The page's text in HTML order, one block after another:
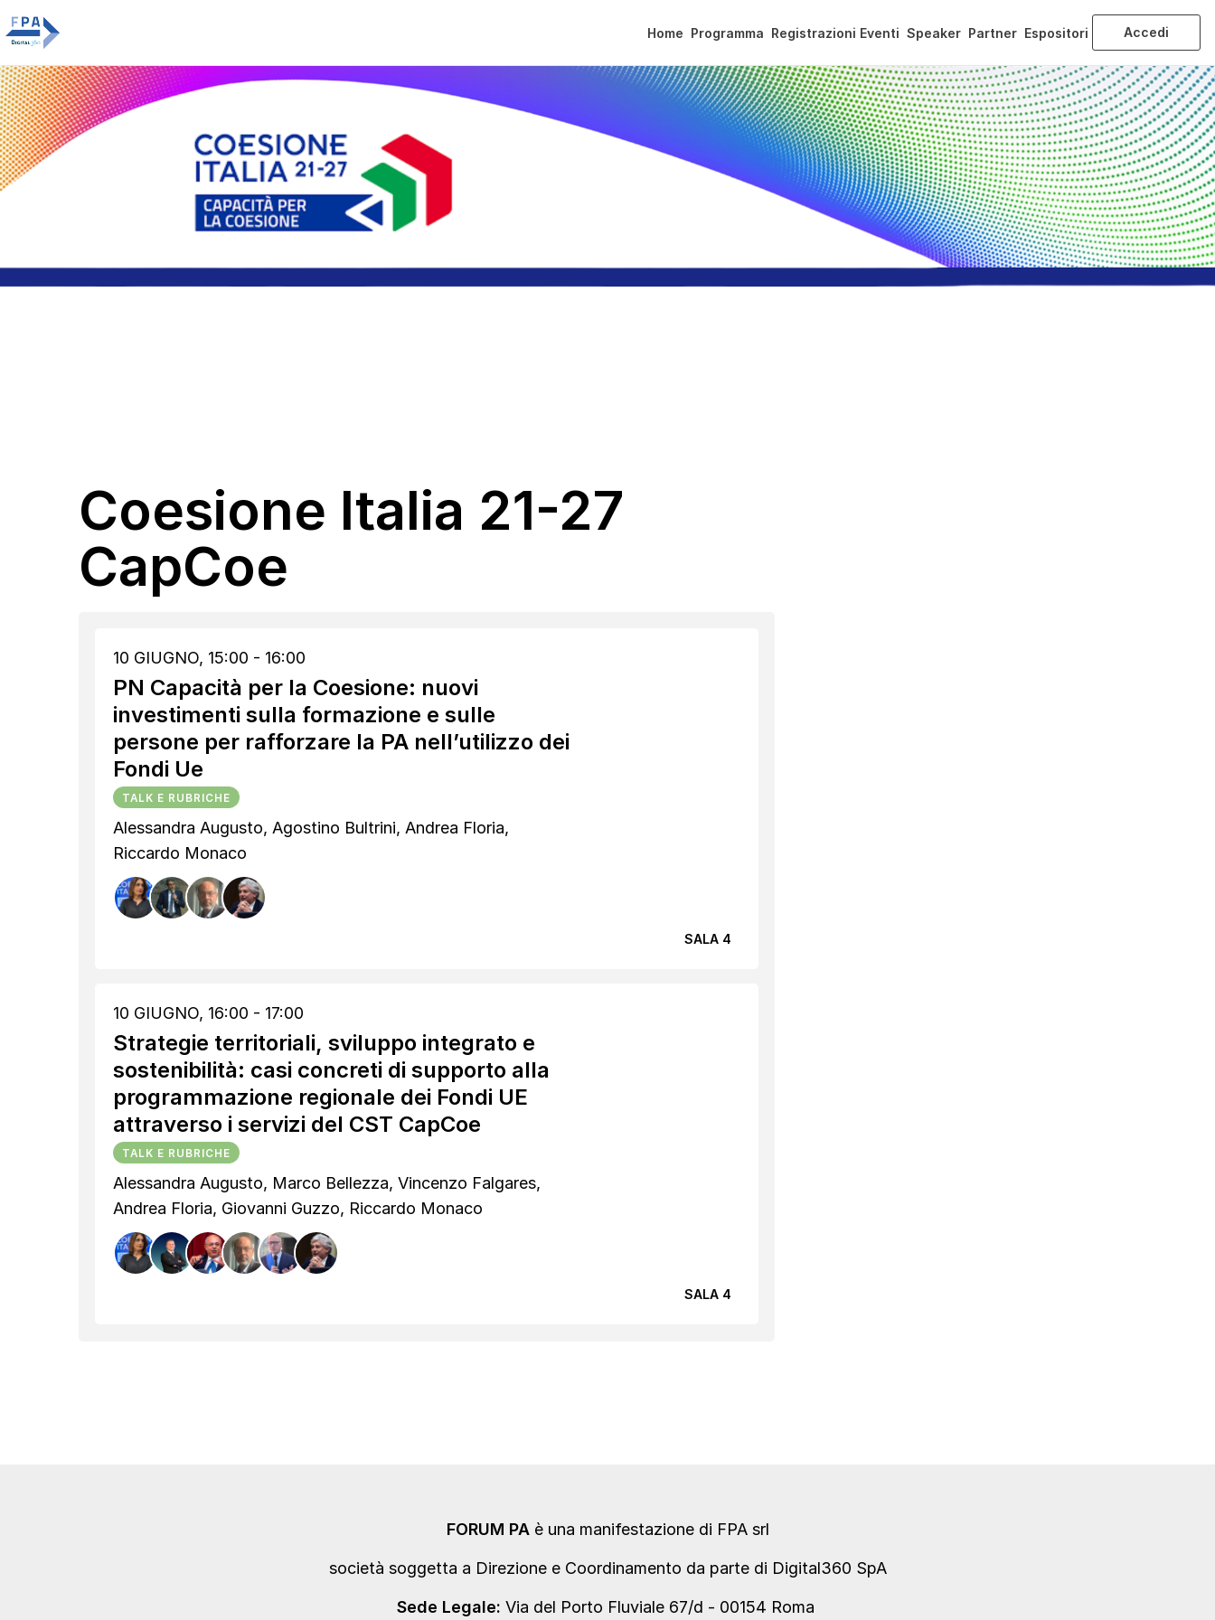
Home Programma Registrazioni Eventi Speaker Partner Espositori Accedi
Coesione Italia 21-27
CapCoe
10 GIUGNO, 15:00 - 16:00
PN Capacità per la Coesione: nuovi
investimenti sulla formazione e sulle
persone per rafforzare la PA nell’utilizzo dei
Fondi Ue
TALK E RUBRICHE
Alessandra Augusto, Agostino Bultrini, Andrea Floria,
Riccardo Monaco
SALA 4
10 GIUGNO, 16:00 - 17:00
Strategie territoriali, sviluppo integrato e
sostenibilità: casi concreti di supporto alla
programmazione regionale dei Fondi UE
attraverso i servizi del CST CapCoe
TALK E RUBRICHE
Alessandra Augusto, Marco Bellezza, Vincenzo Falgares,
Andrea Floria, Giovanni Guzzo, Riccardo Monaco
SALA 4
FORUM PAè una manifestazione di FPA srl
società soggetta a Direzione e Coordinamento da parte di Digital360 SpA
Sede Legale: Via del Porto Fluviale 67/d - 00154 Roma